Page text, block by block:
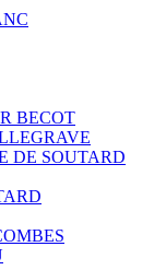
BECOT
DE SOUTARD